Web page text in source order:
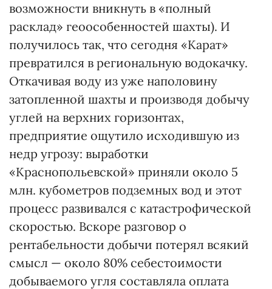
возможности вникнуть в «полный
расклад» геоособенностей шахты). И
получилось так, что сегодня «Карат»
превратился в региональную водокачку.
Откачивая воду из уже наполовину
затопленной шахты и производя добычу
углей на верхних горизонтах,
предприятие ощутило исходившую из
недр угрозу: выработки
«Краснопольевской» приняли около 5
млн. кубометров подземных вод и этот
процесс развивался с катастрофической
скоростью. Вскоре разговор о
рентабельности добычи потерял всякий
смысл — около 80% себестоимости
добываемого угля составляла оплата